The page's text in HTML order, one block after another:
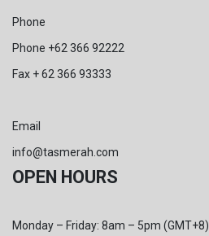
Phone
Phone +62 366 92222
Fax + 62 366 93333
Email
info@tasmerah.com
OPEN HOURS
Monday – Friday: 8am – 5pm (GMT+8)